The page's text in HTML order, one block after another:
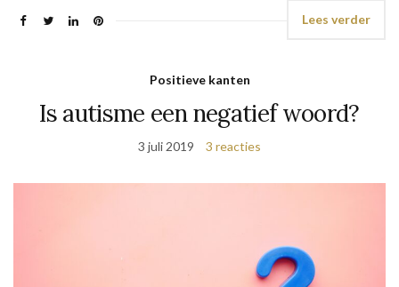
Lees verder
Positieve kanten
Is autisme een negatief woord?
3 juli 2019 3 reacties